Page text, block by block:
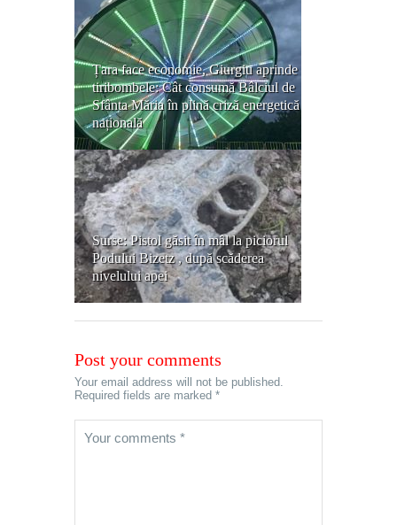
Țara face economie, Giurgiu aprinde
tiribombele: Cât consumă Bâlciul de
Sfânta Măria în plină criză energetică
națională
Surse: Pistol găsit în mâl la piciorul
Podului Bizetz , după scăderea
nivelului apei
Post your comments
Your email address will not be published.
Required fields are marked *